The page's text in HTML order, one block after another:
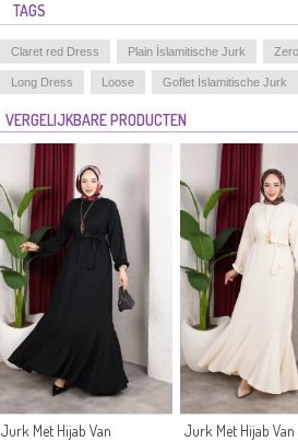
TAGS
Claret red Dress Plain İslamitische Jurk
Long Dress Loose Goflet İslamitische Jurk
VERGELIJKBARE PRODUCTEN
Jurk Met Hijab Van
Jurk Met Hijab Van